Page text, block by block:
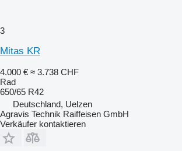
3
Mitas KR
4.000 € ≈ 3.738 CHF
Rad
650/65 R42
Deutschland, Uelzen
Agravis Technik Raiffeisen GmbH
Verkäufer kontaktieren